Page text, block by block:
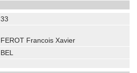
33
FEROT Francois Xavier
BEL